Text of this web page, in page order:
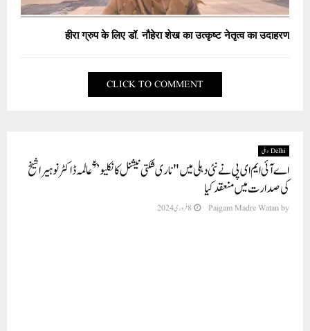
हीरा ग्रुप के लिए डॉ. नौहेरा शेख का उत्कृष्ट नेतृत्व का उदाहरण
CLICK TO COMMENT
Delhi دہلی
اے آئی ایم ای پی نے نئی دہلی میں "ناری شکتی نیشنل کانکلیو” ؑٓعالمہ ڈاکٹر نوہیرا شیخ
کی صدارت میں منعقد کیا
by
Paigam Madre Watan 8 فروری 2024